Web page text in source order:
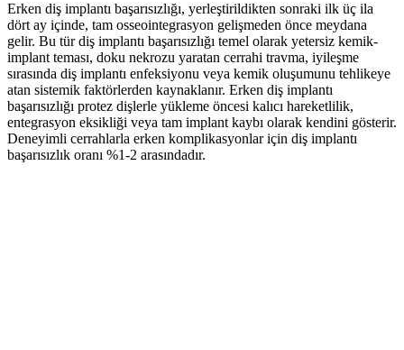
Erken diş implantı başarısızlığı, yerleştirildikten sonraki ilk üç ila
dört ay içinde, tam osseointegrasyon gelişmeden önce meydana
gelir. Bu tür diş implantı başarısızlığı temel olarak yetersiz kemik-
implant teması, doku nekrozu yaratan cerrahi travma, iyileşme
sırasında diş implantı enfeksiyonu veya kemik oluşumunu tehlikeye
atan sistemik faktörlerden kaynaklanır. Erken diş implantı
başarısızlığı protez dişlerle yükleme öncesi kalıcı hareketlilik,
entegrasyon eksikliği veya tam implant kaybı olarak kendini gösterir.
Deneyimli cerrahlarla erken komplikasyonlar için diş implantı
başarısızlık oranı %1-2 arasındadır.